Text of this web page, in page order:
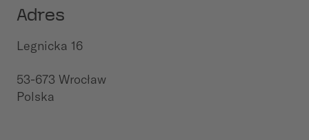
Adres
Legnicka 16
53-673 Wrocław
Polska